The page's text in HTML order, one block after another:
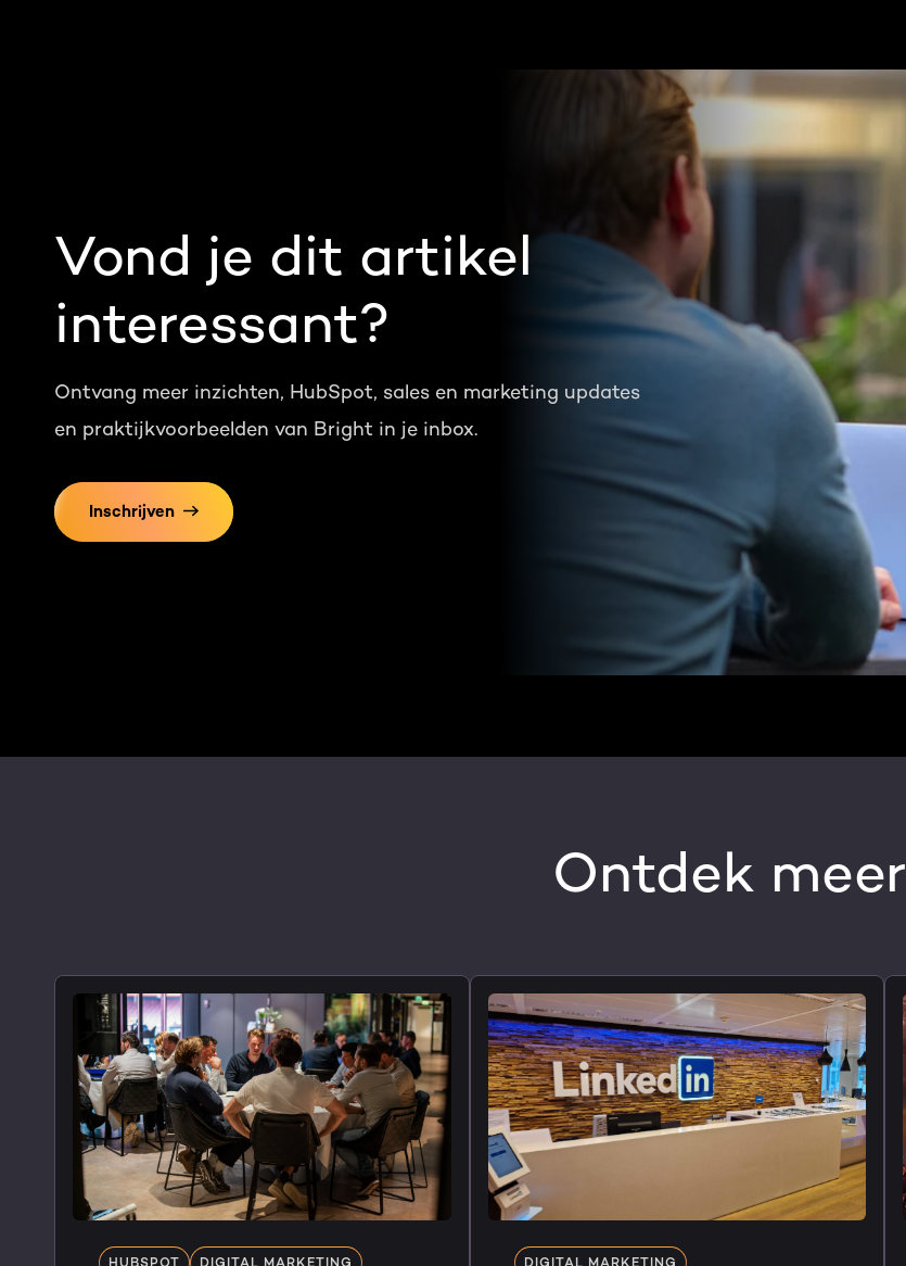
Vond je dit artikel
interessant?
Ontvang meer inzichten, HubSpot, sales en marketing updates
en praktijkvoorbeelden van Bright in je inbox.
Inschrijven
Ontdek meer
HUBSPOT DIGITAL MARKETING DIGITAL MARKETING